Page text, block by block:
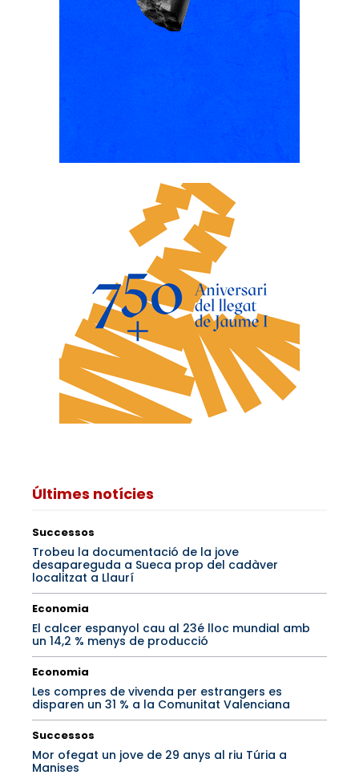
Últimes notícies
Successos
Trobeu la documentació de la jove
desapareguda a Sueca prop del cadàver
localitzat a Llaurí
Economia
El calcer espanyol cau al 23é lloc mundial amb
un 14,2 % menys de producció
Economia
Les compres de vivenda per estrangers es
disparen un 31 % a la Comunitat Valenciana
Successos
Mor ofegat un jove de 29 anys al riu Túria a
Manises